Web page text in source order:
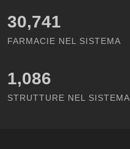
30,741
FARMACIE NEL SISTEMA
1,086
STRUTTURE NEL SISTEMA